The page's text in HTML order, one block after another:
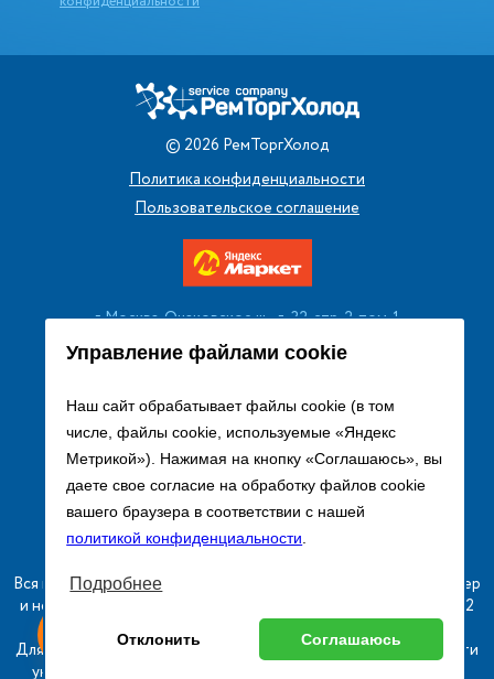
Управление файлами cookie
Наш сайт обрабатывает файлы cookie (в том
числе, файлы cookie, используемые «Яндекс
Метрикой»). Нажимая на кнопку «Соглашаюсь», вы
даете свое согласие на обработку файлов cookie
вашего браузера в соответствии с нашей
политикой конфиденциальности.
Подробнее
Отклонить Соглашаюсь
© 2026 РемТоргХолод
Политика конфиденциальности
Пользовательское соглашение
г. Москва, Очаковское ш., д. 32, стр. 2, пом. 1
+7 (495) 256 08 13
Заказать звонок
sales@remtorgholod.ru
Разработка и продвижение сайта
Вся информация на сайте о товарах носит справочный характер
и не является публичной офертой в соответствии с пунктом 2
статьи 437 ГК РФ.
Для получения подробной информации о наличии и стоимости
указанных товаров и (или) услуг, пожалуйста, обращайтесь к
оборудование
Оставь заявку